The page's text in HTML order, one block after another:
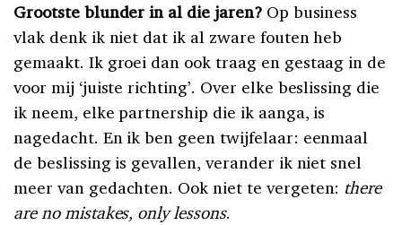
Grootste blunder in al die jaren?Op business
vlak denk ik niet dat ik al zware fouten heb
gemaakt. Ik groei dan ook traag en gestaag in de
voor mij ‘juiste richting’. Over elke beslissing die
ik neem, elke partnership die ik aanga, is
nagedacht. En ik ben geen twijfelaar: eenmaal
de beslissing is gevallen, verander ik niet snel
meer van gedachten. Ook niet te vergeten: there
are no mistakes, only lessons.